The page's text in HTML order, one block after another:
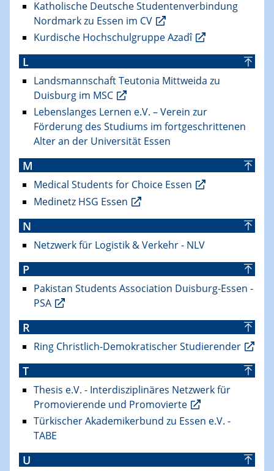
Katholische Deutsche Studentenverbindung
Nordmark zu Essen im CV
Kurdische Hochschulgruppe Azadî
L
Landsmannschaft Teutonia Mittweida zu
Duisburg im MSC
Lebenslanges Lernen e.V. – Verein zur
Förderung des Studiums im fortgeschrittenen
Alter an der Universität Essen
M
Medical Students for Choice Essen
Medinetz HSG Essen
N
Netzwerk für Logistik & Verkehr - NLV
P
Pakistan Students Association Duisburg-Essen -
PSA
R
Ring Christlich-Demokratischer Studierender
T
Thesis e.V. - Interdisziplinäres Netzwerk für
Promovierende und Promovierte
Türkischer Akademikerbund zu Essen e.V. -
TABE
U